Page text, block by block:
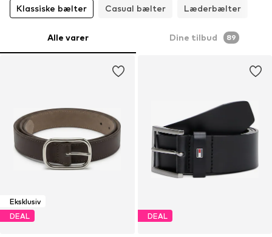
Klassiske bælter
Casual bælter Læderbælter
Alle varer Dine tilbud 89
Eksklusiv
DEAL
DEAL